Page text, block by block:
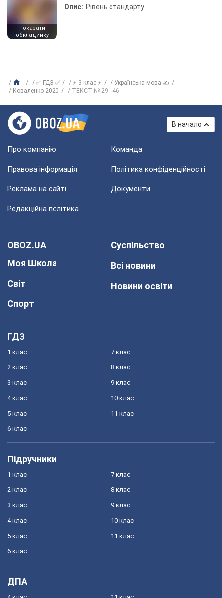
показати
обкладинку
Опис: Рівень стандарту
✅ ГДЗ ✅ ⚡ 3 клас ⚡
Українська мова ✍
Коваленко 2020
ТЕКСТ № 29 - 46
В начало
Про компанію Команда
Правова інформація Політика конфіденційності
Реклама на сайті Документи
Редакційна політика
OBOZ.UA
Моя Школа
Світ
Спорт
Суспільство
Всі новини
Новини освіти
ГДЗ
1 клас
2 клас
3 клас
4 клас
5 клас
6 клас
7 клас
8 клас
9 клас
10 клас
11 клас
Підручники
1 клас
2 клас
3 клас
4 клас
5 клас
6 клас
7 клас
8 клас
9 клас
10 клас
11 клас
ДПА